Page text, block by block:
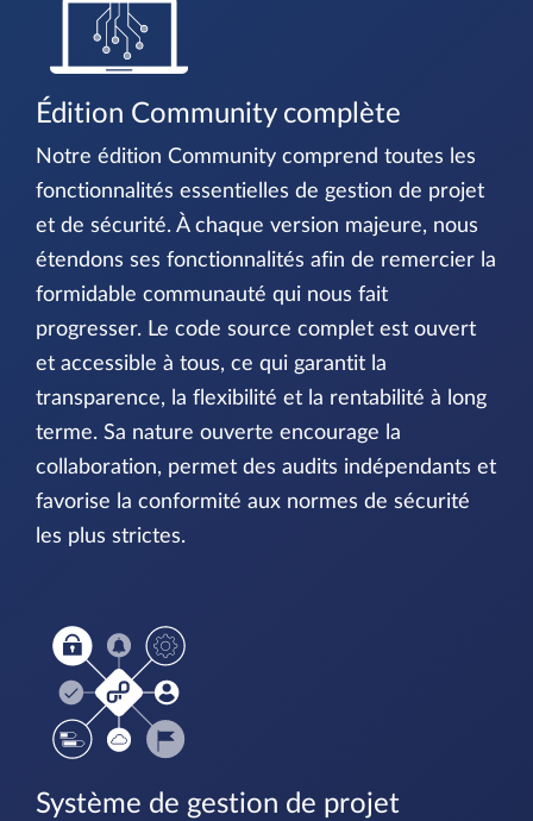
Édition Community complète
Notre édition Community comprend toutes les
fonctionnalités essentielles de gestion de projet
et de sécurité. À chaque version majeure, nous
étendons ses fonctionnalités afin de remercier la
formidable communauté qui nous fait
progresser. Le code source complet est ouvert
et accessible à tous, ce qui garantit la
transparence, la flexibilité et la rentabilité à long
terme. Sa nature ouverte encourage la
collaboration, permet des audits indépendants et
favorise la conformité aux normes de sécurité
les plus strictes.
Système de gestion de projet